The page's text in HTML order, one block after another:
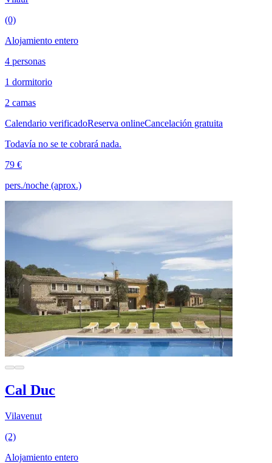
(0)
Alojamiento entero
4 personas
1 dormitorio
2 camas
Calendario verificadoReserva onlineCancelación gratuita
Todavía no se te cobrará nada.
79 €
pers./noche (aprox.)
Cal Duc
Vilavenut
(2)
Alojamiento entero